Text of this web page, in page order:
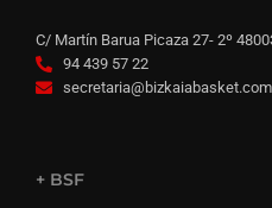
C/ Martín Barua Picaza 27- 2º
94 439 57 22
secretaria@bizkaiabasket.com
+ BSF